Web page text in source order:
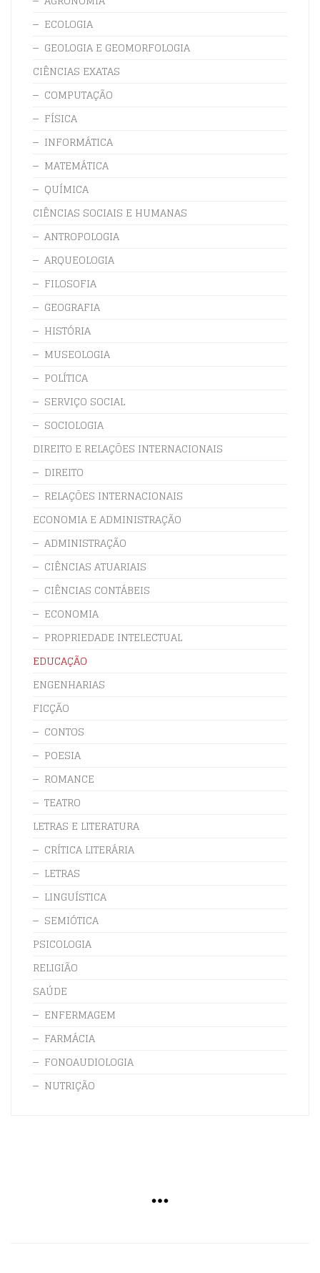
ECOLOGIA
GEOLOGIA E GEOMORFOLOGIA
CIÊNCIAS EXATAS
COMPUTAÇÃO
FÍSICA
INFORMÁTICA
MATEMÁTICA
QUÍMICA
CIÊNCIAS SOCIAIS E HUMANAS
ANTROPOLOGIA
ARQUEOLOGIA
FILOSOFIA
GEOGRAFIA
HISTÓRIA
MUSEOLOGIA
POLÍTICA
SERVIÇO SOCIAL
SOCIOLOGIA
DIREITO E RELAÇÕES INTERNACIONAIS
DIREITO
RELAÇÕES INTERNACIONAIS
ECONOMIA E ADMINISTRAÇÃO
ADMINISTRAÇÃO
CIÊNCIAS ATUARIAIS
CIÊNCIAS CONTÁBEIS
ECONOMIA
PROPRIEDADE INTELECTUAL
EDUCAÇÃO
ENGENHARIAS
FICÇÃO
CONTOS
POESIA
ROMANCE
TEATRO
LETRAS E LITERATURA
CRÍTICA LITERÁRIA
LETRAS
LINGUÍSTICA
SEMIÓTICA
PSICOLOGIA
RELIGIÃO
SAÚDE
ENFERMAGEM
FARMÁCIA
FONOAUDIOLOGIA
NUTRIÇÃO